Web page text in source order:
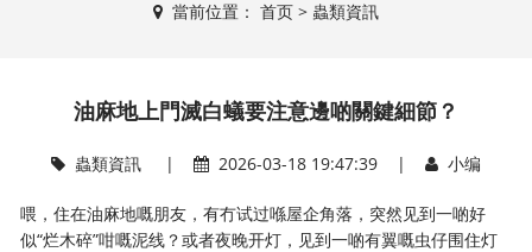
當前位置： 首页> 蟲類資訊
油麻地上門滅白蟻要注意邊啲關鍵細節？
蟲類資訊| 2026-03-18 19:47:39 | 小编
喂，住在油麻地嘅朋友，有冇试过喺屋企角落，突然见到一啲好
似“烂木碎”咁嘅泥线？或者夜晚开灯，见到一啲有翼嘅虫仔围住灯